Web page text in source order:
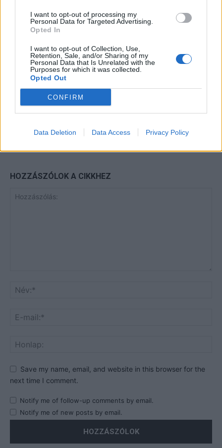
I want to opt-out of processing my
Personal Data for Targeted Advertising.
Opted In
I want to opt-out of Collection, Use,
Retention, Sale, and/or Sharing of my
Personal Data that Is Unrelated with the
Purposes for which it was collected.
Opted Out
CONFIRM
Data Deletion Data Access Privacy Policy
Minka 13. rész
Halál a Tresco-szigeten – A Josh
Clayton-ügy
HOZZÁSZÓLOK A CIKKHEZ
Save my name, email, and website in this browser for the
next time I comment.
Notify me of follow-up comments by email.
Notify me of new posts by email.